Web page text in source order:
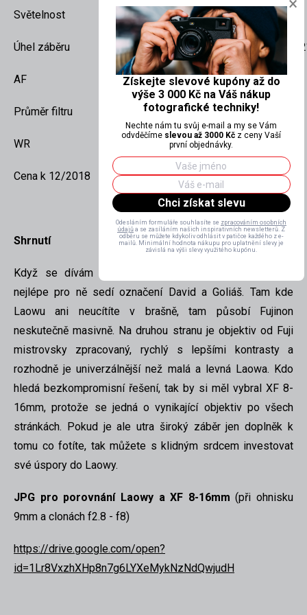
Světelnost f2.8 - f22 f2.8 - f22
Úhel záběru 113° 121° -
AF pouze manuální rychlý AF
Průměr filtru -
WR ANO
Cena k 12/2018 14 990 Kč 51 990 Kč
Shrnutí
Když se dívám na tyto dva objektivy, tak doopravdy
nejlépe pro ně sedí označení David a Goliáš. Tam kde
Laowu ani neucítíte v brašně, tam působí Fujinon
neskutečně masivně. Na druhou stranu je objektiv od Fuji
mistrovsky zpracovaný, rychlý s lepšími kontrasty a
rozhodně je univerzálnější než malá a levná Laowa. Kdo
hledá bezkompromisní řešení, tak by si měl vybral XF 8-
16mm, protože se jedná o vynikající objektiv po všech
stránkách. Pokud je ale utra široký záběr jen doplněk k
tomu co fotíte, tak můžete s klidným srdcem investovat
své úspory do Laowy.
JPG pro porovnání Laowy a XF 8-16mm (při ohnisku
9mm a clonách f2.8 - f8)
https://drive.google.com/open?
id=1Lr8VxzhXHp8n7g6LYXeMykNzNdQwjudH
Získejte slevové kupóny až do
výše 3 000 Kč na Váš nákup
fotografické techniky!
Nechte nám tu svůj e-mail a my se Vám
odvděčíme slevou až 3000 Kč z ceny Vaší
první objednávky.
Chci získat slevu
Odesláním formuláře souhlasíte se zpracováním osobních
údajů a se zasíláním našich inspirativních newsletterů. Z
odběru se můžete kdykoliv odhlásit v patičce každého z e-
mailů. Minimální hodnota nákupu pro uplatnění slevy je
závislá na výši slevy využitého kupónu.